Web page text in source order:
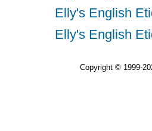
Elly's English
Elly's English
Copyright © 1999-